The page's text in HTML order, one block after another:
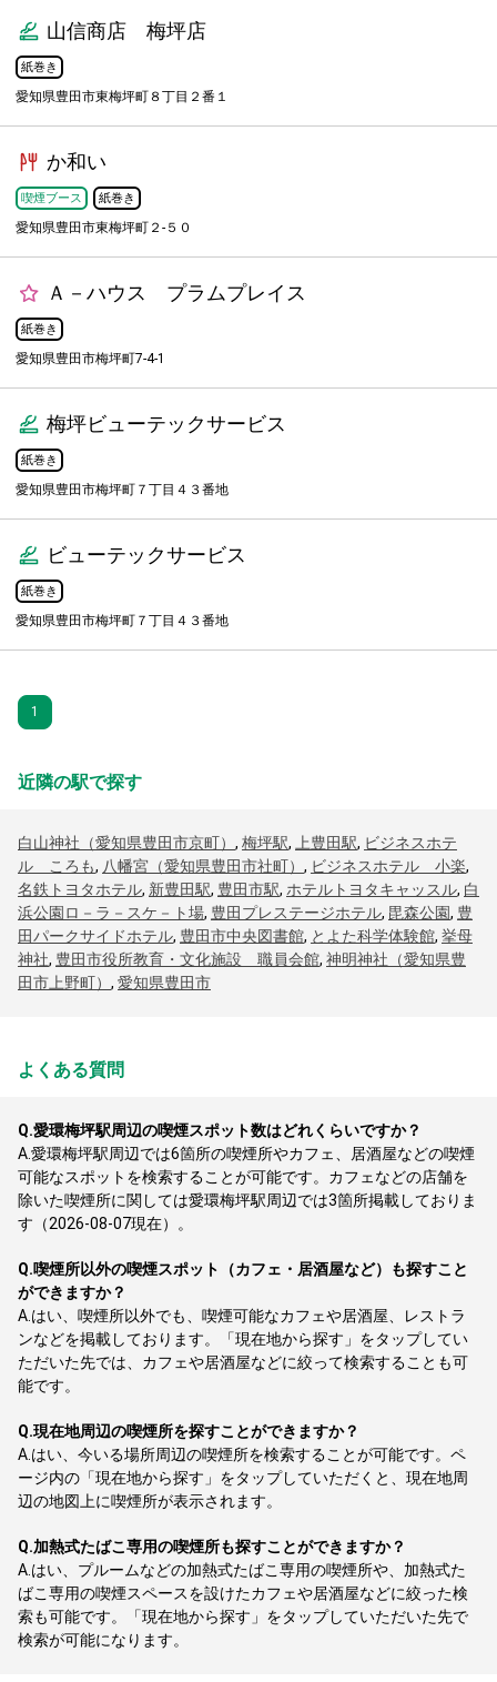
山信商店 梅坪店
紙巻き
愛知県豊田市東梅坪町８丁目２番１
か和い
喫煙ブース 紙巻き
愛知県豊田市東梅坪町２-５０
Ａ－ハウス プラムプレイス
紙巻き
愛知県豊田市梅坪町7-4-1
梅坪ビューテックサービス
紙巻き
愛知県豊田市梅坪町７丁目４３番地
ビューテックサービス
紙巻き
愛知県豊田市梅坪町７丁目４３番地
1
近隣の駅で探す
白山神社（愛知県豊田市京町） , 梅坪駅, 上豊田駅, ビジネスホテ
ル ころも, 八幡宮（愛知県豊田市社町） , ビジネスホテル 小楽,
名鉄トヨタホテル, 新豊田駅, 豊田市駅, ホテルトヨタキャッスル, 白
浜公園ロ－ラ－スケ－ト場, 豊田プレステージホテル, 毘森公園, 豊
田パークサイドホテル, 豊田市中央図書館, とよた科学体験館, 挙母
神社, 豊田市役所教育・文化施設 職員会館, 神明神社（愛知県豊
田市上野町） , 愛知県豊田市
よくある質問
Q.愛環梅坪駅周辺の喫煙スポット数はどれくらいですか？
A.愛環梅坪駅周辺では6箇所の喫煙所やカフェ、居酒屋などの喫煙
可能なスポットを検索することが可能です。カフェなどの店舗を
除いた喫煙所に関しては愛環梅坪駅周辺では3箇所掲載しておりま
す（2026-08-07現在）。
Q.喫煙所以外の喫煙スポット（カフェ・居酒屋など）も探すこと
ができますか？
A. はい、喫煙所以外でも、喫煙可能なカフェや居酒屋、レストラ
ンなどを掲載しております。「現在地から探す」をタップしてい
ただいた先では、カフェや居酒屋などに絞って検索することも可
能です。
Q.現在地周辺の喫煙所を探すことができますか？
A. はい、今いる場所周辺の喫煙所を検索することが可能です。ペ
ージ内の「現在地から探す」をタップしていただくと、現在地周
辺の地図上に喫煙所が表示されます。
Q.加熱式たばこ専用の喫煙所も探すことができますか？
A. はい、プルームなどの加熱式たばこ専用の喫煙所や、加熱式た
ばこ専用の喫煙スペースを設けたカフェや居酒屋などに絞った検
索も可能です。「現在地から探す」をタップしていただいた先で
検索が可能になります。